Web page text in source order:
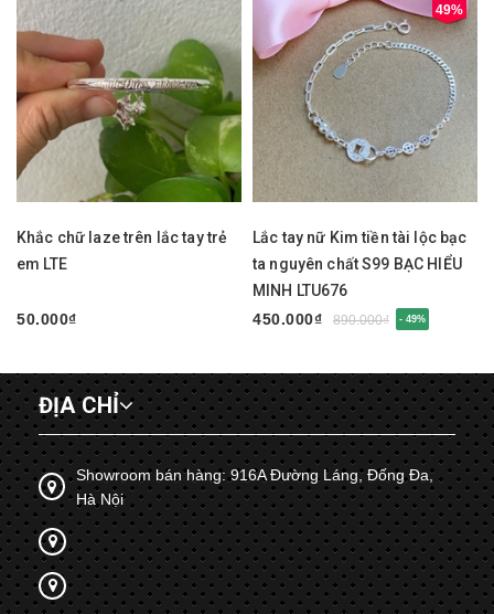
Khắc chữ laze trên lắc tay trẻ
em LTE
50.000₫
49%
Lắc tay nữ Kim tiền tài lộc bạc
ta nguyên chất S99 BẠC HIỂU
MINH LTU676
450.000₫
890.000₫ - 49%
ĐỊA CHỈ
Showroom bán hàng: 916A Đường Láng, Đống Đa,
Hà Nội